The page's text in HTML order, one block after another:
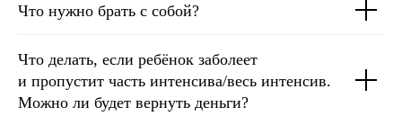
Что нужно брать с собой?
Что делать, если ребёнок заболеет
и пропустит часть интенсива/весь интенсив.
Можно ли будет вернуть деньги?